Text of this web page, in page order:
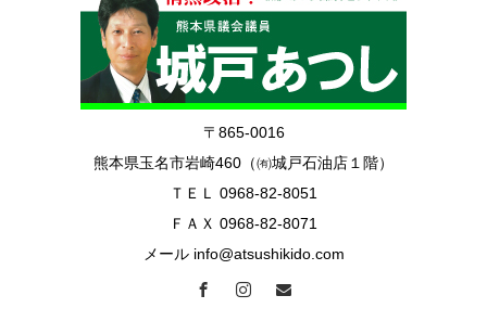
〒865-0016
熊本県玉名市岩崎460（㈲城戸石油店１階）
ＴＥＬ 0968-82-8051
ＦＡＸ 0968-82-8071
メール info@atsushikido.com